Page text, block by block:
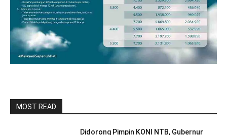
MOST READ
Didorong Pimpin KONI NTB, Gubernur